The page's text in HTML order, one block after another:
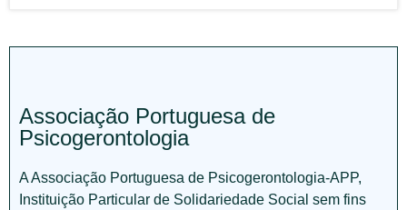
Associação Portuguesa de
Psicogerontologia
A Associação Portuguesa de Psicogerontologia-APP,
Instituição Particular de Solidariedade Social sem fins